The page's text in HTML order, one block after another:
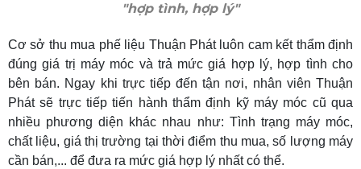
"hợp tình, hợp lý"
Cơ sở thu mua phế liệu Thuận Phát luôn cam kết thẩm định
đúng giá trị máy móc và trả mức giá hợp lý, hợp tình cho
bên bán. Ngay khi trực tiếp đến tận nơi, nhân viên Thuận
Phát sẽ trực tiếp tiến hành thẩm định kỹ máy móc cũ qua
nhiều phương diện khác nhau như: Tình trạng máy móc,
chất liệu, giá thị trường tại thời điểm thu mua, số lượng máy
cần bán,... để đưa ra mức giá hợp lý nhất có thể.